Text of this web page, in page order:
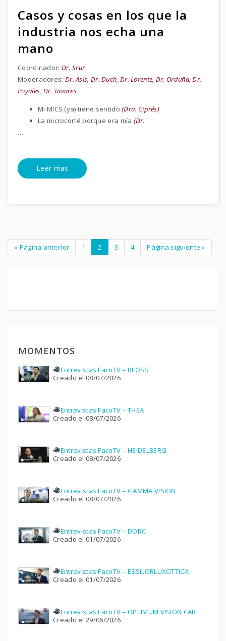
Casos y cosas en los que la
industria nos echa una
mano
Coordinador: Dr. Srur
Moderadores: Dr. Asís, Dr. Duch, Dr. Lorente, Dr. Orduña, Dr.
Poyales, Dr. Tavares
Mi MICS (ya) tiene sentido(Dra. Ciprés)
La microcorté porque era mía (Dr.
…
Leer mas
« Página anterior 1 2 3 4 Página siguiente »
MOMENTOS
Entrevistas FacoTV – BLOSS
Creado el 08/07/2026
Entrevistas FacoTV – THEA
Creado el 08/07/2026
Entrevistas FacoTV – HEIDELBERG
Creado el 08/07/2026
Entrevistas FacoTV – GAMMA VISION
Creado el 08/07/2026
Entrevistas FacoTV – DORC
Creado el 01/07/2026
Entrevistas FacoTV – ESSILORLUXOTTICA
Creado el 01/07/2026
Entrevistas FacoTV – OPTIMUM VISION CARE
Creado el 29/06/2026